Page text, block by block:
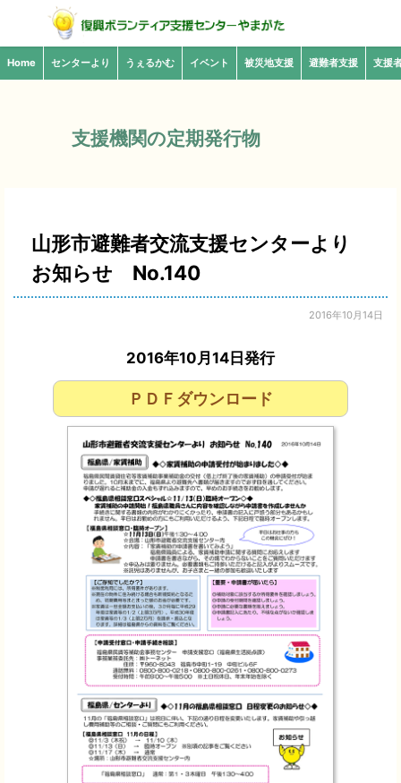
Home センターより うぇるかむ イベント 被災地支援 避難者支援 支援
支援機関の定期発行物
山形市避難者交流支援センターより
お知らせ No.140
2016年10月14日
2016年10月14日発行
ＰＤＦダウンロード